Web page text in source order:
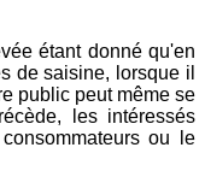
étant donné qu'en
de saisine, lorsque il
public peut même se
les intéressés
ou le